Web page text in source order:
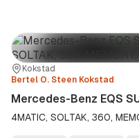
Sted:Kokstad
Forhandler:
Bertel O. Steen Kokstad
Mercedes-Benz EQS
4MATIC, SOLTAK, 360,